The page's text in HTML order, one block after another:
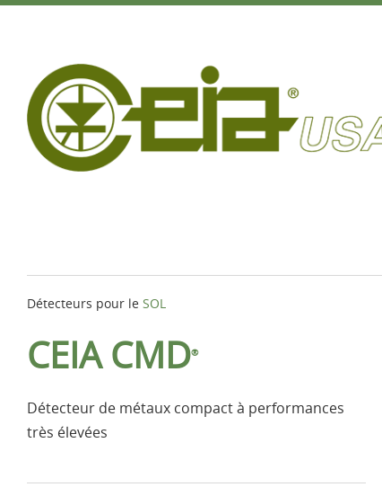
Détecteurs pour le SOL
CEIA CMD®
Détecteur de métaux compact à performances
très élevées